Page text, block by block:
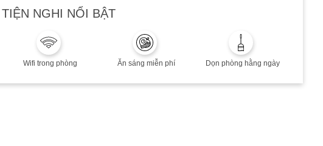
Áp dụng khách Việt hoặc người nước ngoài sinh sống và làm việc tại VN
Thời hạn lưu trú đến 20/12/2023
Phụ thu cuối tuần, Lễ/Tết, cao điểm hè: Quý khách vui lòng liên hệ để biết
thêm chi tiết
TIỆN NGHI NỔI BẬT
Wifi trong phòng Ăn sáng miễn phí Dọn phòng hằng ngày